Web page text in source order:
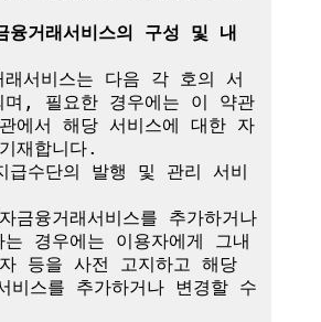
융거래서비스의 구성 및 내
서비스는 다음 각 호의 서
며, 필요한 경우에는 이 약관
에서 해당 서비스에 대한 자
재합니다.
급수단의 발행 및 관리 서비
융거래서비스를 추가하거나
는 경우에는 이용자에게 그내
등을 사전 고지하고 해당
비스를 추가하거나 변경할 수